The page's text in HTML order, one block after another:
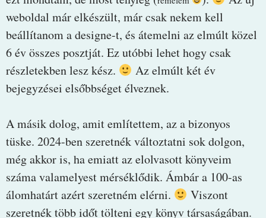
weboldal már elkészült, már csak nekem kell
beállítanom a designe-t, és átemelni az elmúlt közel
6 év összes posztját. Ez utóbbi lehet hogy csak
részletekben lesz kész.
Az elmúlt két év
bejegyzései elsőbbséget élveznek.
A másik dolog, amit említettem, az a bizonyos
tüske. 2024-ben szeretnék változtatni sok dolgon,
még akkor is, ha emiatt az elolvasott könyveim
száma valamelyest mérséklődik. Ámbár a 100-as
álomhatárt azért szeretném elérni.
Viszont
szeretnék több időt tölteni egy könyv társaságában.